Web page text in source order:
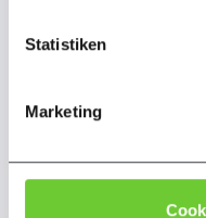
können Sie jederzeit
Informationen
Statistiken
Marketing